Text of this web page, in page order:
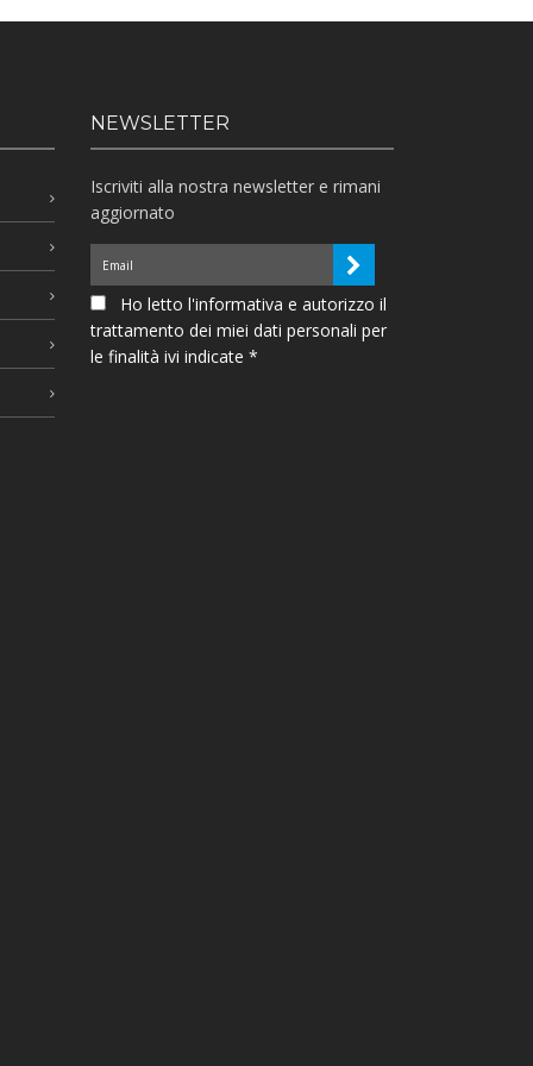
NEWSLETTER
Iscriviti alla nostra newsletter e rimani
aggiornato
Ho letto l'informativa e autorizzo il
trattamento dei miei dati personali per
le finalità ivi indicate *